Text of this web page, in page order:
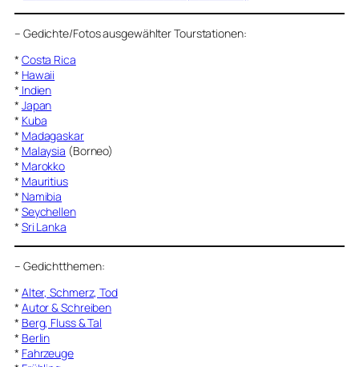
– Gedichte/Fotos ausgewählter Tourstationen:
* Costa Rica
* Hawaii
* Indien
* Japan
* Kuba
* Madagaskar
* Malaysia (Borneo)
* Marokko
* Mauritius
* Namibia
* Seychellen
* Sri Lanka
– Gedichtthemen:
* Alter, Schmerz, Tod
* Autor & Schreiben
* Berg, Fluss & Tal
* Berlin
* Fahrzeuge